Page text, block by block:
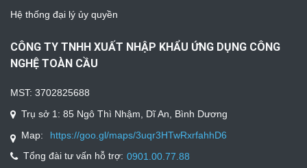
Hệ thống đại lý ủy quyền
CÔNG TY TNHH XUẤT NHẬP KHẨU ỨNG DỤNG CÔNG
NGHỆ TOÀN CẦU
MST: 3702825688
Trụ sở 1: 85 Ngô Thì Nhậm, Dĩ An, Bình Dương
Map:
https://goo.gl/maps/3uqr3HTwRxrfahhD6
Tổng đài tư vấn hỗ trợ: 0901.00.77.88